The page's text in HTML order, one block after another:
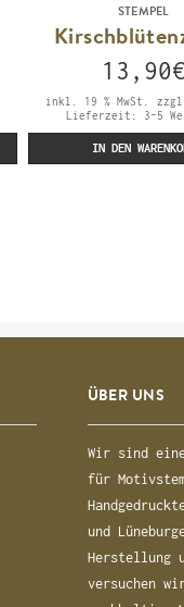
STEMPEL
13,90€
inkl. 19 % MwSt.
Lieferzeit: 3-5
IN DEN
ÜBER UNS
Wir sind
für
und
Herstellung
versuchen